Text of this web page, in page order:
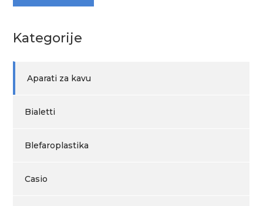
Kategorije
Aparati za kavu
Bialetti
Blefaroplastika
Casio